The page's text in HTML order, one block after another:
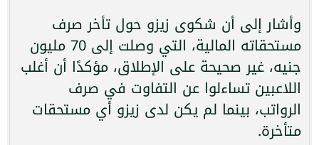
وأشار إلى أن شكوى زيزو حول تأخر صرف
مستحقاته المالية، التي وصلت إلى 70 مليون
جنيه، غير صحيحة على الإطلاق، مؤكدًا أن أغلب
اللاعبين تساءلوا عن التفاوت في صرف
الرواتب، بينما لم يكن لدى زيزو أي مستحقات
متأخرة.